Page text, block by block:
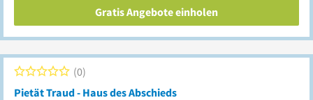
Gratis Angebote einholen
Pietät Traud - Haus des Abschieds
0